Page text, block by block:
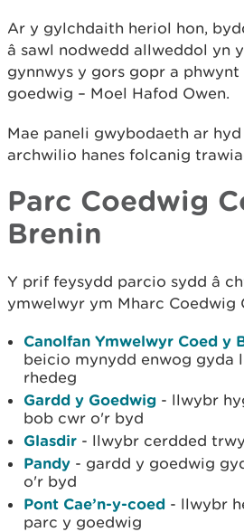
Ar y gylchdaith heriol hon,
â sawl nodwedd allweddol yn
gynnwys y gors gopr a
goedwig – Moel Hafod Owen.
Mae paneli gwybodaeth ar
archwilio hanes folcanig
Parc Coedwig
Brenin
Y prif feysydd parcio sydd â
ymwelwyr ym Mharc Coedwig
Canolfan Ymwelwyr Coed y
beicio mynydd enwog gyda
rhedeg
Gardd y Goedwig - llwybr
bob cwr o'r byd
Glasdir - llwybr cerdded
Pandy - gardd y goedwig
o'r byd
Pont Cae’n-y-coed - llwybr
parc y goedwig